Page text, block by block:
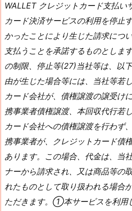
WALLET クレジットカード支払い
カード決済サービスの利用を停止
かったことにより生じた請求につ
支払うことを承諾するものとしま
の制限、停止等(27)当社等は、以
由が生じた場合等には、当社等若
カード会社が、債権譲渡の譲受け
携事業者債権譲渡、本回収代行若
カード会社への債権譲渡を行わず
携事業者が、クレジットカード債
あります。この場合、代金は、当
ナーから請求され、又は商品等の
れたものとして取り扱われる場合
ただきます。①本サービスを利用